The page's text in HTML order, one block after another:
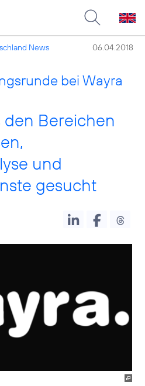
News 06.04.2018
bei Wayra
Bereichen
und
gesucht